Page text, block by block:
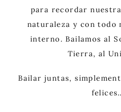
para recordar
naturaleza y con todo
interno. Bailamos al
Tierra, al
Bailar juntas,